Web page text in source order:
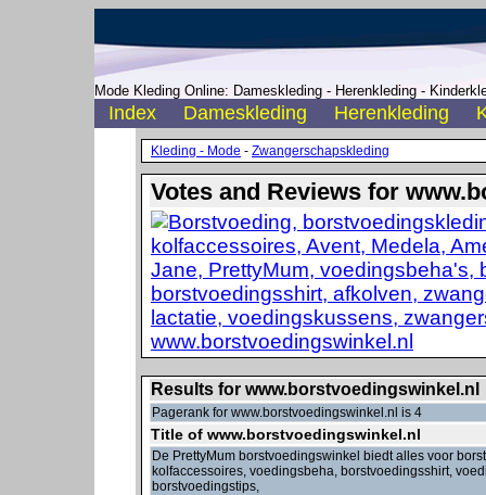
Mode Kleding Online: Dameskleding - Herenkleding -
Index Dameskleding Herenkleding
Kleding - Mode - Zwangerschapskleding
Votes and Reviews for
Results for www.borstvoedingswinkel.nl
Pagerank for www.borstvoedingswinkel.nl is 4
Title of www.borstvoedingswinkel.nl
De PrettyMum borstvoedingswinkel biedt alles voor
kolfaccessoires, voedingsbeha, borstvoedingsshirt,
borstvoedingstips,